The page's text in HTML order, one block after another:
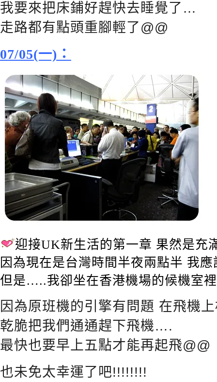
我要來把床鋪好趕快去睡覺了…
走路都有點頭重腳輕了@@
07/05(一)：
迎接UK新生活的第一章 果然是充
因為現在是台灣時間半夜兩點半 我
但是…..我卻坐在香港機場的候機室
因為原班機的引擎有問題 在飛機
乾脆把我們通通趕下飛機….
最快也要早上五點才能再起飛@@
也未免太幸運了吧!!!!!!!!